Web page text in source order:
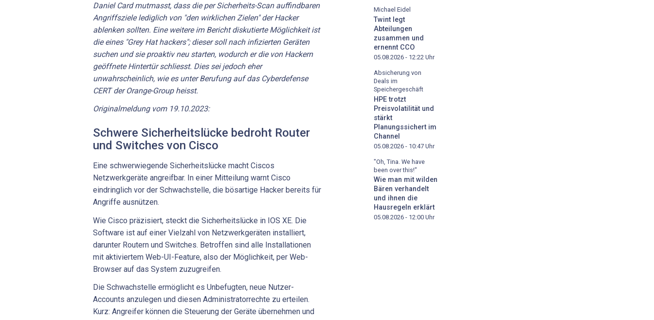
Daniel Card mutmasst, dass die per Sicherheits-Scan auffindbaren
Angriffsziele lediglich von "den wirklichen Zielen" der Hacker
ablenken sollten. Eine weitere im Bericht diskutierte Möglichkeit ist
die eines "Grey Hat hackers"; dieser soll nach infizierten Geräten
suchen und sie proaktiv neu starten, wodurch er die von Hackern
geöffnete Hintertür schliesst. Dies sei jedoch eher
unwahrscheinlich, wie es unter Berufung auf das Cyberdefense
CERT der Orange-Group heisst.
Originalmeldung vom 19.10.2023:
Schwere Sicherheitslücke bedroht Router
und Switches von Cisco
Eine schwerwiegende Sicherheitslücke macht Ciscos
Netzwerkgeräte angreifbar. In einer Mitteilung warnt Cisco
eindringlich vor der Schwachstelle, die bösartige Hacker bereits für
Angriffe ausnützen.
Wie Cisco präzisiert, steckt die Sicherheitslücke in IOS XE. Die
Software ist auf einer Vielzahl von Netzwerkgeräten installiert,
darunter Routern und Switches. Betroffen sind alle Installationen
mit aktiviertem Web-UI-Feature, also der Möglichkeit, per Web-
Browser auf das System zuzugreifen.
Die Schwachstelle ermöglicht es Unbefugten, neue Nutzer-
Accounts anzulegen und diesen Administratorrechte zu erteilen.
Kurz: Angreifer können die Steuerung der Geräte übernehmen und
Michael Eidel
Twint legt
Abteilungen
zusammen und
ernennt CCO
05.08.2026 - 12:22 Uhr
Absicherung von
Deals im
Speichergeschäft
HPE trotzt
Preisvolatilität und
stärkt
Planungssichert im
Channel
05.08.2026 - 10:47 Uhr
"Oh, Tina. We have
been over this!"
Wie man mit wilden
Bären verhandelt
und ihnen die
Hausregeln erklärt
05.08.2026 - 12:00 Uhr